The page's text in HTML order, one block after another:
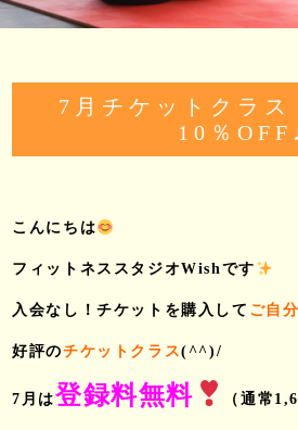
7月チケットクラ
10％
こんにちは
フィットネススタジオWishです
入会なし！チケットを購入して ご自
好評のチケットクラス(^^)/
7月は登録料無料 （通常